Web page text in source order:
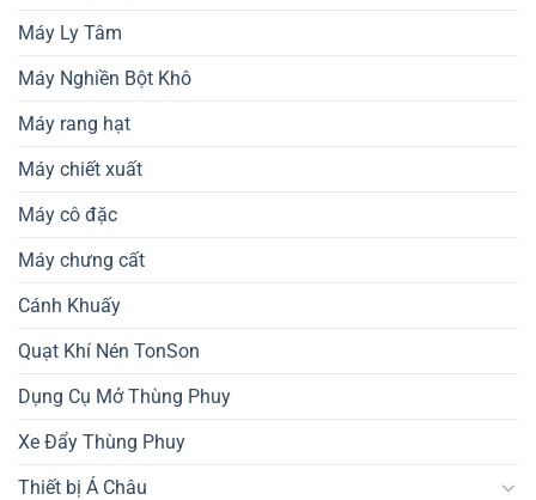
Máy Ly Tâm
Máy Nghiền Bột Khô
Máy rang hạt
Máy chiết xuất
Máy cô đặc
Máy chưng cất
Cánh Khuấy
Quạt Khí Nén TonSon
Dụng Cụ Mở Thùng Phuy
Xe Đẩy Thùng Phuy
Thiết bị Á Châu